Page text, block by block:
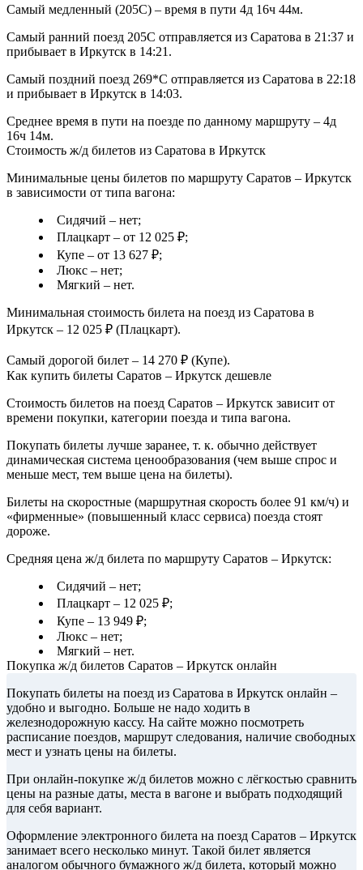
Самый медленный (205С) – время в пути 4д 16ч 44м.
Самый ранний поезд 205С отправляется из Саратова в 21:37 и
прибывает в Иркутск в 14:21.
Самый поздний поезд 269*С отправляется из Саратова в 22:18
и прибывает в Иркутск в 14:03.
Среднее время в пути на поезде по данному маршруту – 4д
16ч 14м.
Стоимость ж/д билетов из Саратова в Иркутск
Минимальные цены билетов по маршруту Саратов – Иркутск
в зависимости от типа вагона:
Сидячий – нет;
Плацкарт – от 12 025 ₽;
Купе – от 13 627 ₽;
Люкс – нет;
Мягкий – нет.
Минимальная стоимость билета на поезд из Саратова в
Иркутск – 12 025 ₽ (Плацкарт).
Самый дорогой билет – 14 270 ₽ (Купе).
Как купить билеты Саратов – Иркутск дешевле
Стоимость билетов на поезд Саратов – Иркутск зависит от
времени покупки, категории поезда и типа вагона.
Покупать билеты лучше заранее, т. к. обычно действует
динамическая система ценообразования (чем выше спрос и
меньше мест, тем выше цена на билеты).
Билеты на скоростные (маршрутная скорость более 91 км/ч) и
«фирменные» (повышенный класс сервиса) поезда стоят
дороже.
Средняя цена ж/д билета по маршруту Саратов – Иркутск:
Сидячий – нет;
Плацкарт – 12 025 ₽;
Купе – 13 949 ₽;
Люкс – нет;
Мягкий – нет.
Покупка ж/д билетов Саратов – Иркутск онлайн
Покупать билеты на поезд из Саратова в Иркутск онлайн –
удобно и выгодно. Больше не надо ходить в
железнодорожную кассу. На сайте можно посмотреть
расписание поездов, маршрут следования, наличие свободных
мест и узнать цены на билеты.
При онлайн-покупке ж/д билетов можно с лёгкостью сравнить
цены на разные даты, места в вагоне и выбрать подходящий
для себя вариант.
Оформление электронного билета на поезд Саратов – Иркутск
занимает всего несколько минут. Такой билет является
аналогом обычного бумажного ж/д билета, который можно